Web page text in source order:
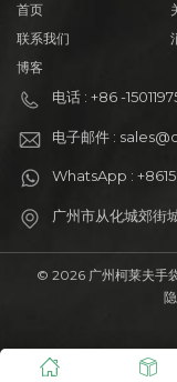
首页
联系我们
博客
电话 : +86 -
电子邮件 :
WhatsApp :
广州市从化城郊街
© 2026 广州柯莱夫手